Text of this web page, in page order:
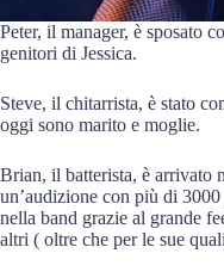
Peter, il manager, è sposato
genitori di Jessica.
Steve, il chitarrista, è stato
oggi sono marito e moglie.
Brian, il batterista, è arrivato
un’audizione con più di
nella band grazie al grande
altri ( oltre che per le sue